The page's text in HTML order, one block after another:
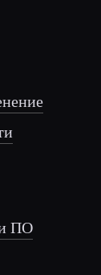
ПО